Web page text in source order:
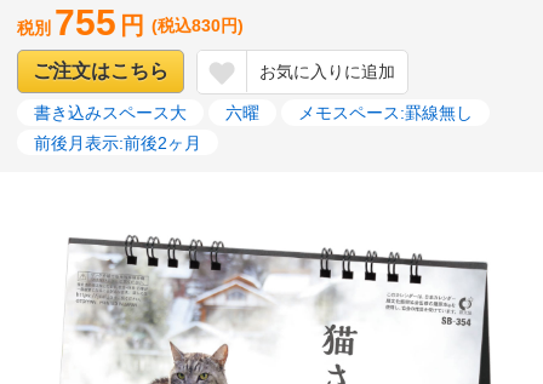
税別 755 円 (税込830円)
ご注文はこちら お気に入りに追加
書き込みスペース大 六曜
メモスペース:罫線無し
前後月表示:前後2ヶ月